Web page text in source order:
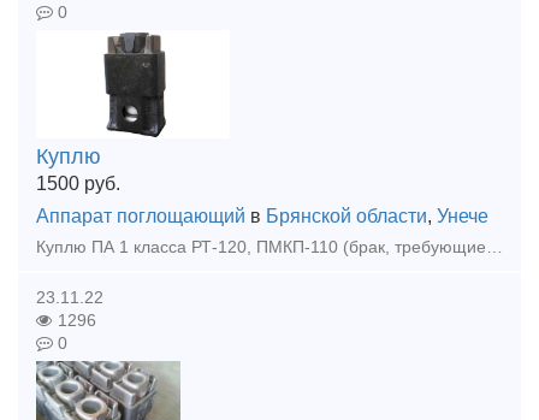
0
Куплю
1500 руб.
Аппарат поглощающий в Брянской области, Унече
23.11.22
1296
0